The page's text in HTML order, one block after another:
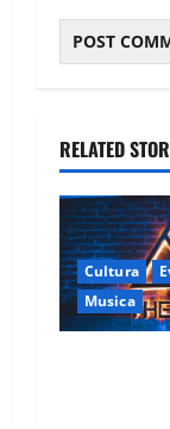
RELATED
Cultura
Musica